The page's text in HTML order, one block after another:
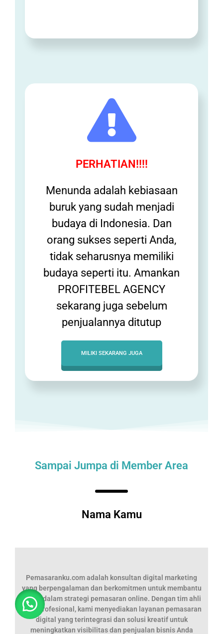
PERHATIAN!!!!
Menunda adalah kebiasaan
buruk yang sudah menjadi
budaya di Indonesia. Dan
orang sukses seperti Anda,
tidak seharusnya memiliki
budaya seperti itu. Amankan
PROFITEBEL AGENCY
sekarang juga sebelum
penjualannya ditutup
MILIKI SEKARANG JUGA
Sampai Jumpa di Member Area
Nama Kamu
Pemasaranku.com adalah konsultan digital marketing
yang berpengalaman dan berkomitmen untuk membantu
bisnis dalam strategi pemasaran online. Dengan tim ahli
yang profesional, kami menyediakan layanan pemasaran
digital yang terintegrasi dan solusi kreatif untuk
meningkatkan visibilitas dan penjualan bisnis Anda